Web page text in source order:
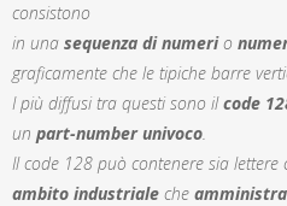
consistono
in una sequenza di numerio
graficamente che le tipiche barre
I più diffusi tra questi sono ilcode
un part-number univoco.
Il code 128 può contenere sia
ambito industriale che